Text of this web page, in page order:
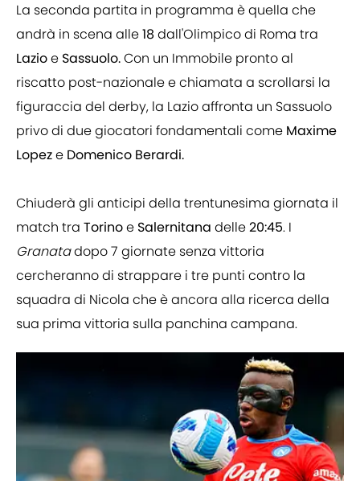
La seconda partita in programma è quella che
andrà in scena alle18 dall'Olimpico di Roma tra
Lazioe Sassuolo.Con un Immobile pronto al
riscatto post-nazionale e chiamata a scrollarsi la
figuraccia del derby, la Lazio affronta un Sassuolo
privo di due giocatori fondamentali come Maxime
Lopeze Domenico Berardi.
Chiuderà gli anticipi della trentunesima giornata il
match tra Torinoe Salernitana delle20:45. I
Granatadopo 7 giornate senza vittoria
cercheranno di strappare i tre punti contro la
squadra di Nicola che è ancora alla ricerca della
sua prima vittoria sulla panchina campana.